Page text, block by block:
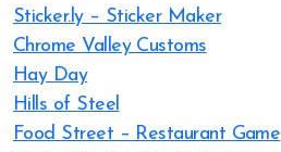
Sticker.ly – Sticker Maker
Chrome Valley Customs
Hay Day
Hills of Steel
Food Street – Restaurant Game